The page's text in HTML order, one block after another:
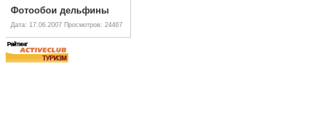
Фотообои дельфины
Дата: 17.06.2007 Просмотров: 24467